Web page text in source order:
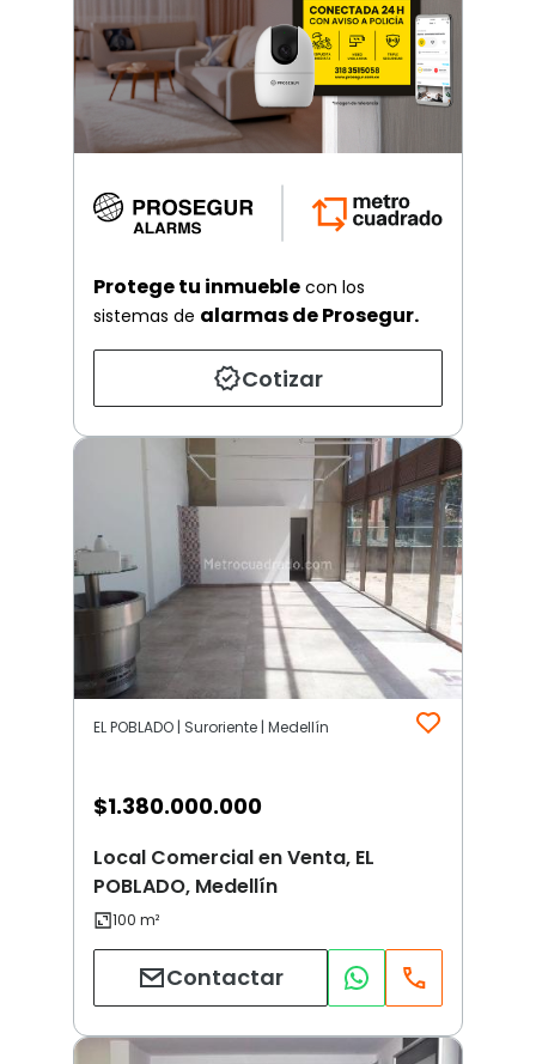
Protege tu inmueble con los
sistemas de alarmas de Prosegur.
Cotizar
EL POBLADO | Suroriente | Medellín
$1.380.000.000
Local Comercial en Venta, EL
POBLADO, Medellín
Contactar